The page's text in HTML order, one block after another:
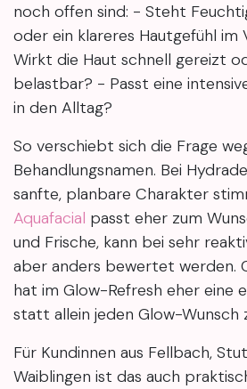
noch offen sind: - Steht
oder ein klareres Hautgefühl
Wirkt die Haut schnell gereizt
belastbar? - Passt eine
in den Alltag?
So verschiebt sich die Frage
Behandlungsnamen. Bei
sanfte, planbare Charakter
Aquafacial passt eher zum
und Frische, kann bei sehr
aber anders bewertet werden.
hat im Glow-Refresh eher eine
statt allein jeden Glow-Wunsch
Für Kundinnen aus Fellbach,
Waiblingen ist das auch